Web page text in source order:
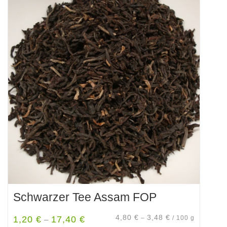
mehrere
Varianten
auf.
Die
Optionen
können
auf
der
Produktseite
gewählt
werden
Schwarzer Tee Assam FOP
1,20 € – 17,40 € 4,80 € – 3,48 € / 100 g